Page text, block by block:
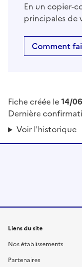
En un copier-
principales de
Comment
Fiche créée le14/
Dernière
Voir l'historique
Liens du site
Nos établissements
Partenaires